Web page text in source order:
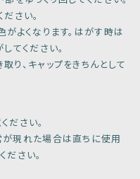
さい。
よくなります。はがす時は
てください。
、キャップをきちんとして
ださい。
現れた場合は直ちに使用
さい。